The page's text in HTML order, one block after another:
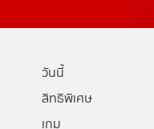
วันนี้
สิทธิพิเศษ
เกม